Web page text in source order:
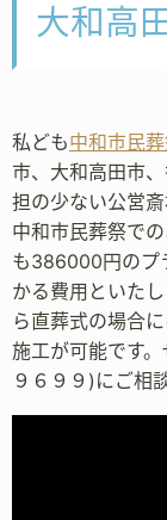
大和高
私ども中和市民
市、大和高田市
担の少ない公営
中和市民葬祭で
も386000円のプ
かる費用といた
ら直葬式の場合
施工が可能です
９６９９)にご相